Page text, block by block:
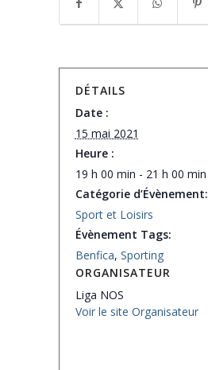
DÉTAILS
Date :
15 mai 2021
Heure :
19 h 00 min - 21 h 00 min
Catégorie d’Évènement:
Sport et Loisirs
Évènement Tags:
Benfica, Sporting
ORGANISATEUR
Liga NOS
Voir le site Organisateur